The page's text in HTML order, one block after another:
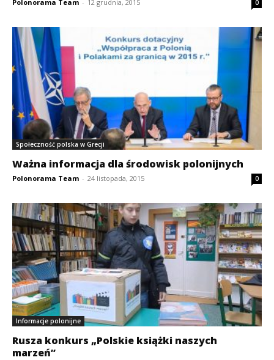
Polonorama Team - 12 grudnia, 2015 0
Społeczność polska w Grecji
Ważna informacja dla środowisk polonijnych
Polonorama Team - 24 listopada, 2015 0
Informacje polonijne
Rusza konkurs „Polskie książki naszych
marzeń”